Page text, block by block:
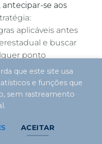
antecipar-se aos
aplicáveis antes
e buscar
ponto
representa
para a
gestão fiscal
que este site usa
e funções que
sem rastreamento
ACEITAR